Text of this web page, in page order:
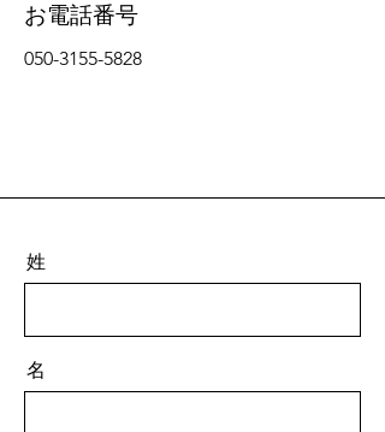
お電話番号
050-3155-5828
姓
名